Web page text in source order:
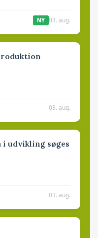
NY 03. aug.
03. aug.
i udvikling søges
03. aug.